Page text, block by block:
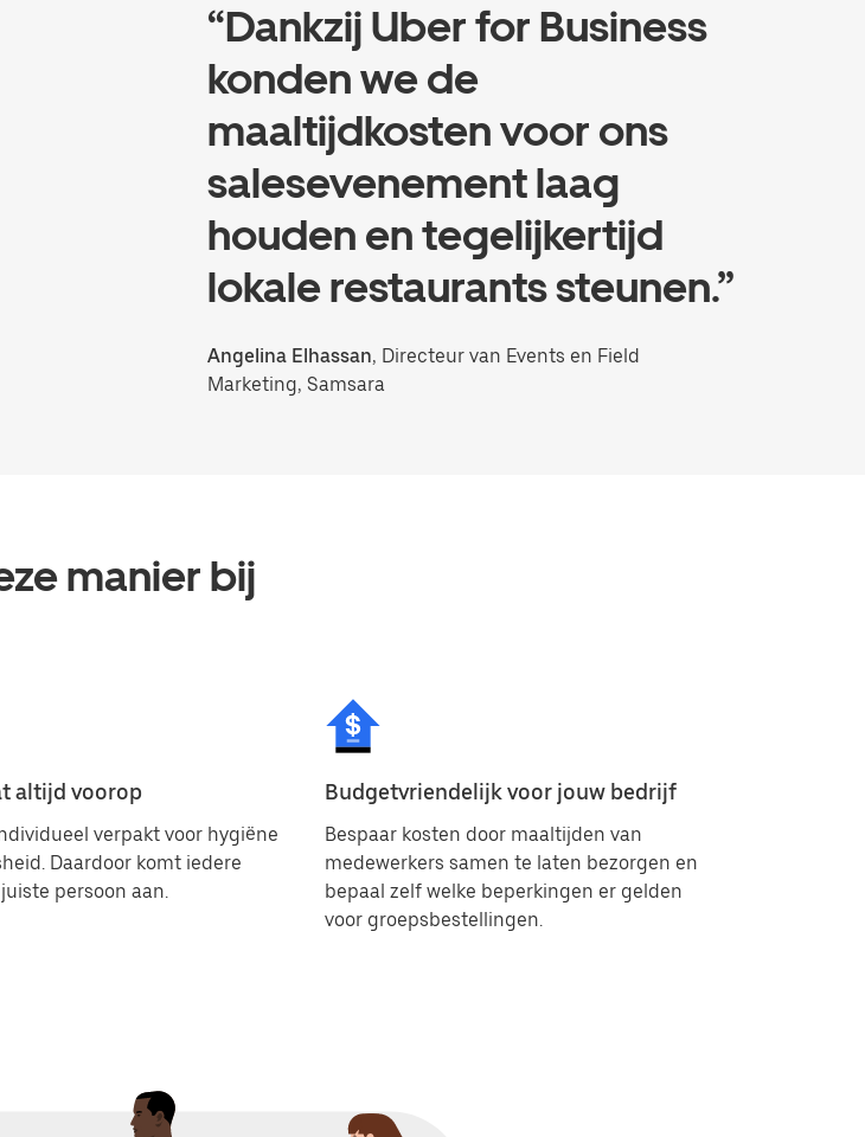
“Dankzij Uber for Business
konden we de
maaltijdkosten voor ons
salesevenement laag
houden en tegelijkertijd
lokale restaurants steunen.”
Angelina Elhassan, Directeur van Events en Field
Marketing, Samsara
manier bij
altijd voorop
verpakt voor hygiëne
Daardoor komt iedere
persoon aan.
Budgetvriendelijk voor jouw bedrijf
Bespaar kosten door maaltijden van
medewerkers samen te laten bezorgen en
bepaal zelf welke beperkingen er gelden
voor groepsbestellingen.